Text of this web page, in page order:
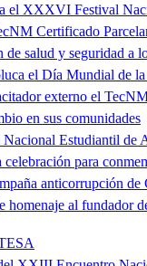
el XXXVI Festival
Certificado
salud y seguridad a
el Día Mundial de
externo el
en sus comunidades
Estudiantil de
para
anticorrupción
al fundador